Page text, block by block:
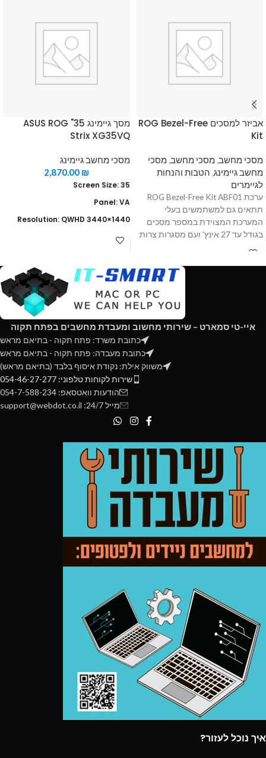
אביזר למסכים ROG Bezel-Free
Kit
מסכי מחשב, מסכי מחשב, מסכי
מחשב גיימינג, הטבות והנחות
לגיימרים
ערכת ROG Bezel-Free Kit ABF01
תתאים גם למשתמשים בעלי
המערכת המצוידת במספר מסכים
בגודל עד 27 אינץ' ועם מסגרות צרות
אחד לשני בצורה מושלמת כך שהם
מסך גיימינג 35" ASUS ROG
Strix XG35VQ
מסכי מחשב גיימינג
2,870.00 ₪
Screen Size: 35
Panel: VA
Resolution: QWHD 3440×1440
Curve: 1800R
(Response Time: 1ms (MPRT
Contrast Ratio: 2500:1
Brightness: 300 nits
Color Gamut: 100% sRGB
FreeSync technology supported
Speakers: No
איי-טי סמארט – שירותי מחשוב ומעבדת מחשבים בפתח תקוה
כתובת משרד: פתח תקוה - בתיאם מראש
כתובת מעבדה: פתח תקוה - בתיאם מראש
משווק אילת: נקודת איסוף בלבד (בתיאם מראש)
שירות לקוחות טלפוני: 054-46-27-277
הודעות וואטסאפ: 054-7-588-234
מייל 24/7: support@webdot.co.il
איך נוכל לעזור?